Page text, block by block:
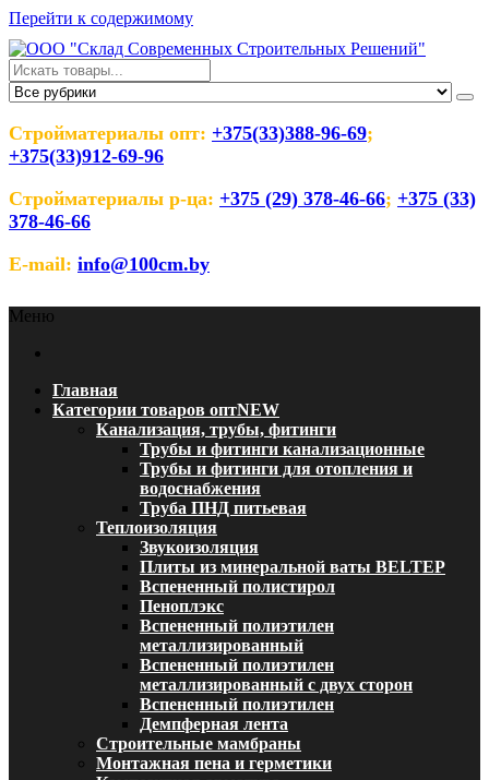
Перейти к содержимому
ООО "Склад Современных
Строительных Решений"
Оптовый магазин строительных материалов
Стройматериалы опт: +375(33)388-96-69;
+375(33)912-69-96
Стройматериалы р-ца: +375 (29) 378-46-66; +375 (33)
378-46-66
E-mail: info@100cm.by
Меню
Главная
Категории товаров оптNEW
Канализация, трубы, фитинги
Трубы и фитинги канализационные
Трубы и фитинги для отопления и
водоснабжения
Труба ПНД питьевая
Теплоизоляция
Звукоизоляция
Плиты из минеральной ваты BELTEP
Вспененный полистирол
Пеноплэкс
Вспененный полиэтилен
металлизированный
Вспененный полиэтилен
металлизированный с двух сторон
Вспененный полиэтилен
Демпферная лента
Строительные мамбраны
Монтажная пена и герметики